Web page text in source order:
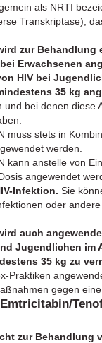
als NRTI
Transkriptase),
zur Behandlung
Erwachsenen
HIV bei
35 kg
bei denen diese
muss stets in
werden.
kann anstelle von
angewendet
Infektion. Sie
oder
auch
Jugendlichen im
35 kg zu
Praktiken
gegen eine
zur Behandlung